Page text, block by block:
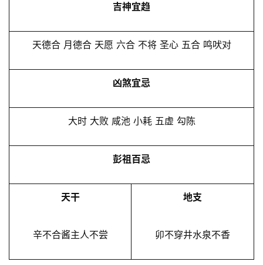
吉神宜趋
天德合 月德合 天愿 六合 不将 圣心 五合 鸣吠对
凶煞宜忌
大时 大败 咸池 小耗 五虚 勾陈
彭祖百忌
天干
辛不合酱主人不尝
地支
卯不穿井水泉不香